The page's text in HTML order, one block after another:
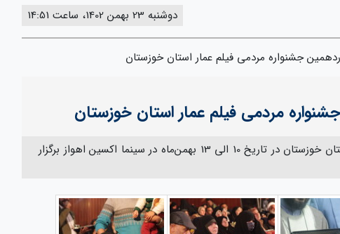
دوشنبه 23 بهمن 1402، ساعت 14:51
جشنواره مردمی فیلم عمار استان خوزستان
مردمی فیلم عمار استان خوزستان
چهاردهمین جشنواره مردمی فیلم عمار استان خوزستان در تاریخ 10 الی 13 بهمن‌ماه در سینما اکسین اهواز برگزار